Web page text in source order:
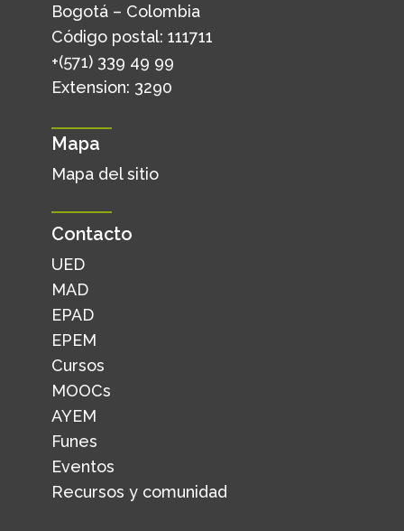
Bogotá – Colombia
Código postal: 111711
+(571) 339 49 99
Extension: 3290
Mapa
Mapa del sitio
Contacto
UED
MAD
EPAD
EPEM
Cursos
MOOCs
AYEM
Funes
Eventos
Recursos y comunidad